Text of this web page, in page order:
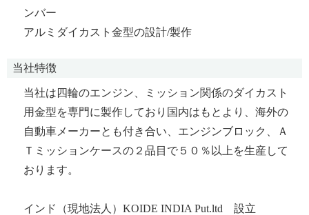
ンバー
アルミダイカスト金型の設計/製作
当社特徴
当社は四輪のエンジン、ミッション関係のダイカスト
用金型を専門に製作しており国内はもとより、海外の
自動車メーカーとも付き合い、エンジンブロック、Ａ
Ｔミッションケースの２品目で５０％以上を生産して
おります。
インド（現地法人）KOIDE INDIA Put.ltd 設立